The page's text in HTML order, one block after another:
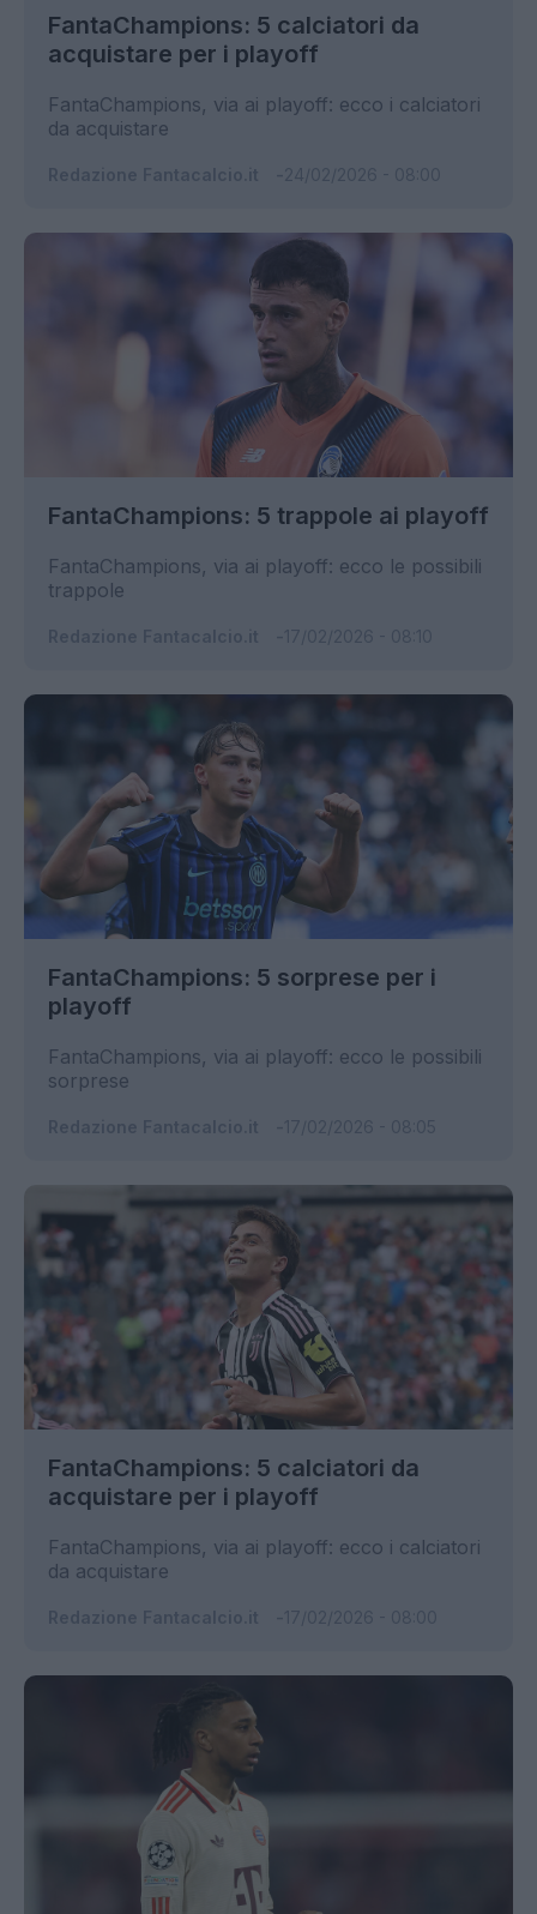
FantaChampions: 5 calciatori da
acquistare per i playoff
FantaChampions, via ai playoff: ecco i calciatori
da acquistare
FantaChampions: 5 trappole ai playoff
FantaChampions, via ai playoff: ecco le possibili
trappole
FantaChampions: 5 sorprese per i
playoff
FantaChampions, via ai playoff: ecco le possibili
sorprese
FantaChampions: 5 calciatori da
acquistare per i playoff
FantaChampions, via ai playoff: ecco i calciatori
da acquistare